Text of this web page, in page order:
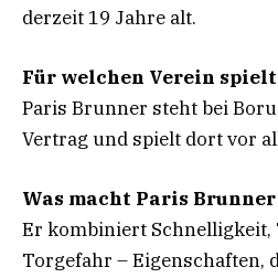
derzeit 19 Jahre alt.
Für welchen Verein
Paris Brunner steht bei
Vertrag und spielt dort vor
Was macht Paris Brunner
Er kombiniert Schnelligkeit,
Torgefahr – Eigenschaften,